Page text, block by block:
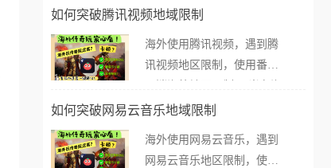
如何突破腾讯视频地域限制
海外使用腾讯视频，遇到腾
讯视频地区限制，使用番茄
外打开腾讯视频，却突然弹
地区无法播放”的提示语。
如何突破网易云音乐地域限制
海外使用网易云音乐，遇到
网易云音乐地区限制，使用